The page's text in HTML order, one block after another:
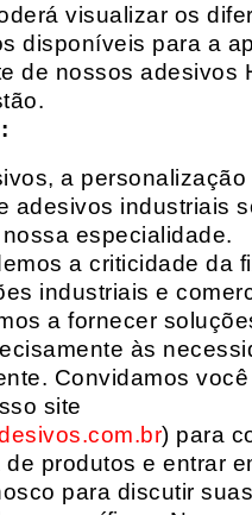
visualizar os
disponíveis para a
de nossos adesivos
a personalização
adesivos industriais
especialidade.
a criticidade da
industriais e
a fornecer
às
Convidamos você
site
) para
produtos e entrar
para discutir suas